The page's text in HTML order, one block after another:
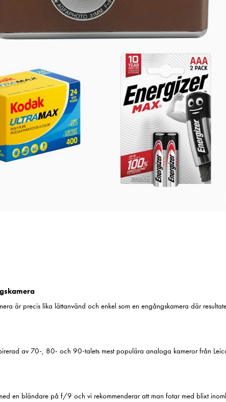
är precis lika lättanvänd och enkel som en engångskamera där
av 70-, 80- och 90-talets mest populära analoga kameror från
en bländare på f/9 och vi rekommenderar att man fotar med blixt